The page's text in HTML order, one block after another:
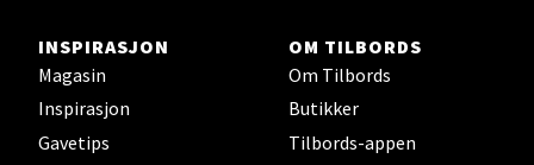
INSPIRASJON
Magasin
Inspirasjon
Gavetips
OM TILBORDS
Om Tilbords
Butikker
Tilbords-appen
Moafjæra 14, 7606 Levanger
Åpent i dag 10-20
0 i butikk